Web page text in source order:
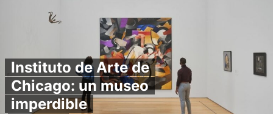
Instituto de Arte de
Chicago: un museo
imperdible